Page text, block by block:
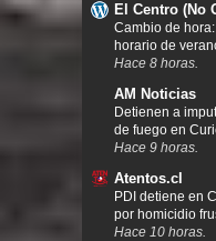
El Centro (No
Cambio de
horario de
Hace 8 horas.
AM Noticias
Detienen a
de fuego en
Hace 9 horas.
Atentos.cl
PDI detiene en
por homicidio
Hace 10 horas.